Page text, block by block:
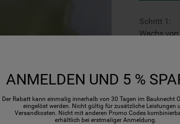
Schritt 1:
Wachs
nehmen,
Schritt 2:
Wasser
ANMELDEN UND 5 %
Der Rabatt kann einmalig innerhalb von 30 Tagen im Bauknecht
eingelöst werden. Nicht gültig für zusätzliche Leistungen
Versandkosten. Nicht mit anderen Promo Codes
erhältlich bei erstmaliger Anmeldung.